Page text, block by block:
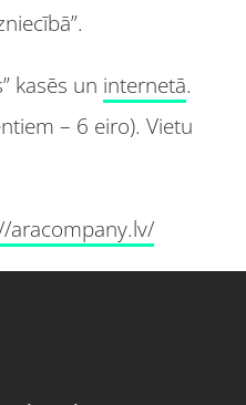
kasēs un internetā.
– 6 eiro). Vietu
aracompany.lv/